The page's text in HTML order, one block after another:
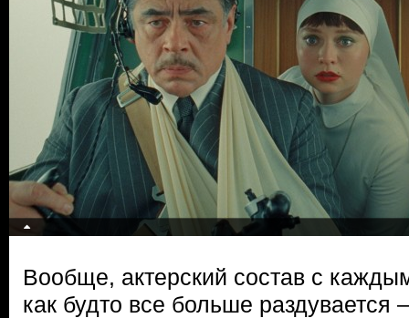
Вообще, актерский состав с
как будто все больше раздувается